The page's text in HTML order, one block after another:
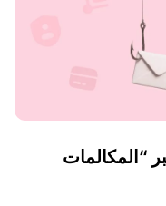
“المكالمات